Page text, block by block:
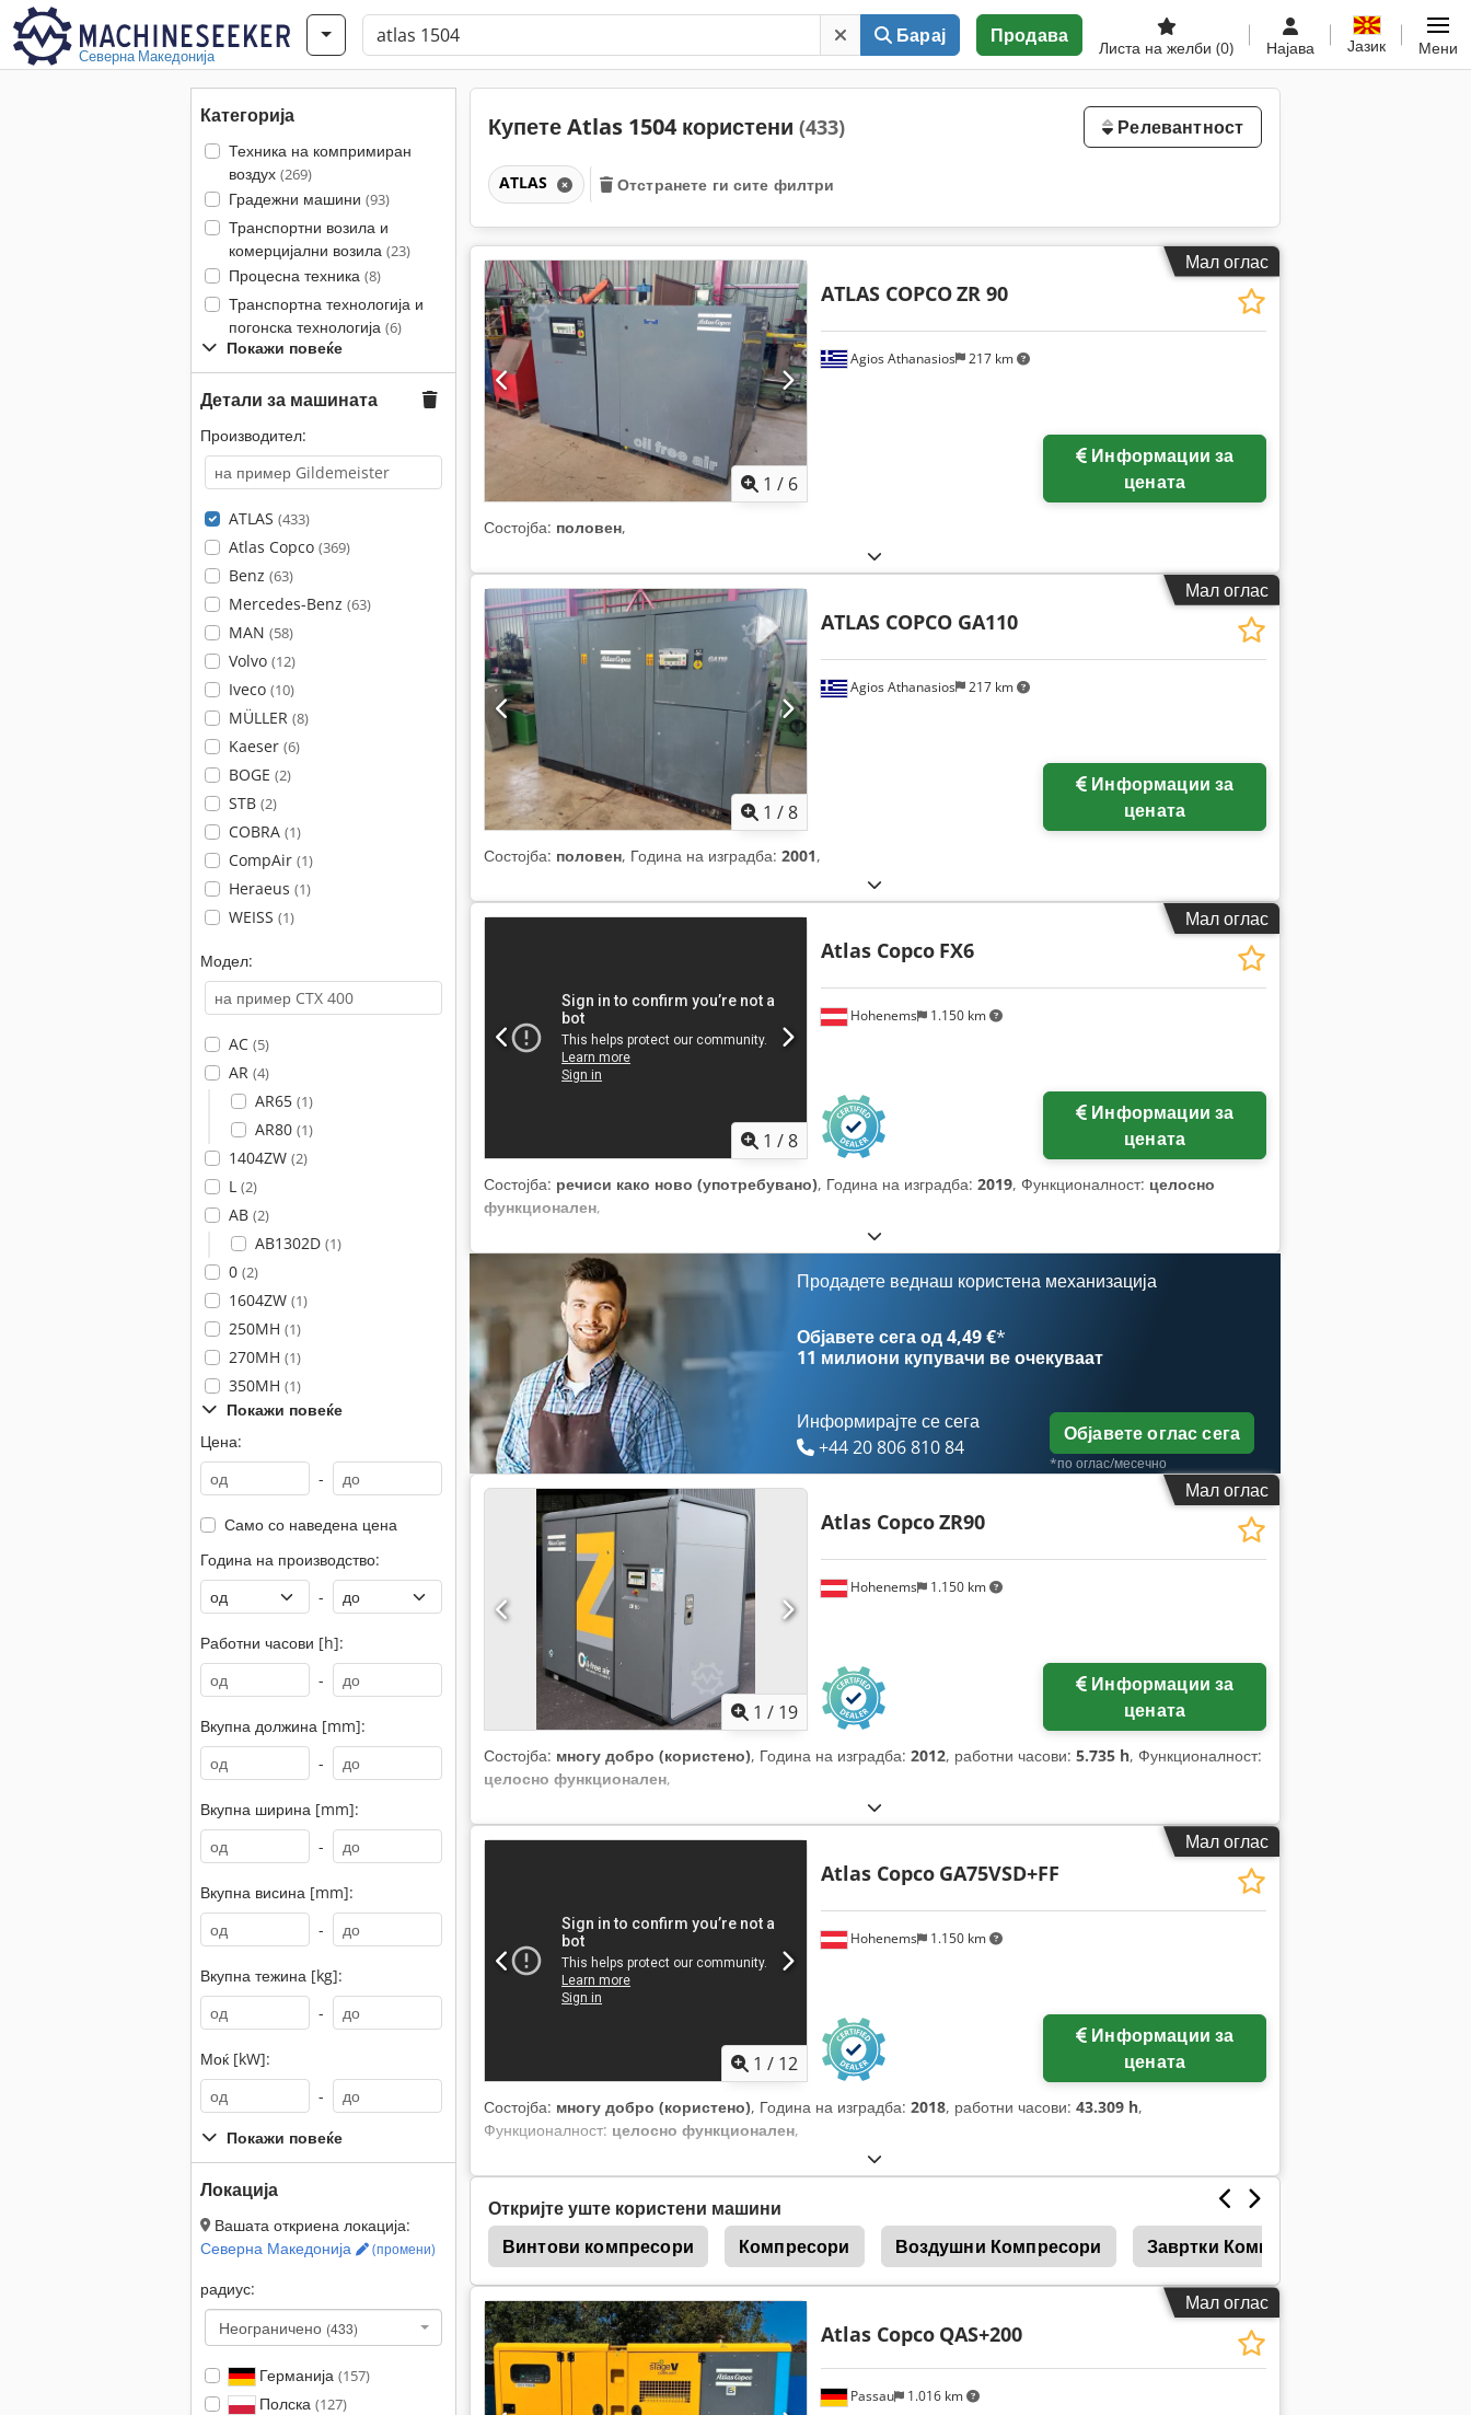
Северна Македонија
Барај Продава
Листа на желби (0) Најава Јазик Мени
Категорија
Техника на компримиран
воздух (269)
Градежни машини (93)
Транспортни возила и
комерцијални возила (23)
Процесна техника (8)
Транспортна технологија и
погонска технологија (6)
Покажи повеќе
Детали за машината
Производител:
ATLAS (433)
Atlas Copco (369)
Benz (63)
Mercedes-Benz (63)
MAN (58)
Volvo (12)
Iveco (10)
MÜLLER (8)
Kaeser (6)
BOGE (2)
STB (2)
COBRA (1)
CompAir (1)
Heraeus (1)
WEISS (1)
Модел:
AC (5)
AR (4)
AR65 (1)
AR80 (1)
1404ZW (2)
L (2)
AB (2)
AB1302D (1)
0 (2)
1604ZW (1)
250MH (1)
270MH (1)
350MH (1)
Покажи повеќе
Цена:
-
Само со наведена цена
Година на производство:
-
Работни часови [h]:
-
Вкупна должина [mm]:
-
Вкупна ширина [mm]:
-
Вкупна висина [mm]:
-
Вкупна тежина [kg]:
-
Моќ [kW]:
-
Покажи повеќе
Локација
Вашата откриена локација:
Северна Македонија
(промени)
радиус:
Неограничено (433)
Германија (157)
Полска (127)
Купете Atlas 1504 користени (433) Релевантност
ATLAS Отстранете ги сите филтри
Мал оглас
1 / 6
Agios Athanasios 217 km
ATLAS COPCOZR 90
цената
Состојба: половен,
Мал оглас
1 /8
Agios Athanasios 217 km
ATLAS COPCO GA110
цената
Состојба: половен, Година на изградба: 2001,
Мал оглас
1 /8
Hohenems 1.150 km
Atlas Copco FX6
цената
Состојба: речиси како ново (употребувано), Година на изградба: 2019, Функционалност: целосно
функционален,
Продадете веднаш користена механизација
Објавете сега од 4,49 €*
11 милиони купувачи ве очекуваат
Информирајте се сега
+44 20 806 810 84
Објавете оглас сега
*по оглас/месечно
Мал оглас
1 / 19
Hohenems 1.150 km
Atlas CopcoZR90
цената
Состојба: многу добро (користено), Година на изградба: 2012, работни часови: 5.735 h, Функционалност:
целосно функционален,
Мал оглас
1 / 12
Hohenems 1.150 km
Atlas Copco GA75VSD+FF
цената
Состојба: многу добро (користено), Година на изградба: 2018, работни часови: 43.309 h,
Функционалност: целосно функционален,
Откријте уште користени машини
Винтови компресори
Компресори Воздушни Компресори Завртки Компресори
Kaeser Компресори Kaeser Филтер
Мал оглас
Passau 1.016 km
Atlas Copco QAS+200